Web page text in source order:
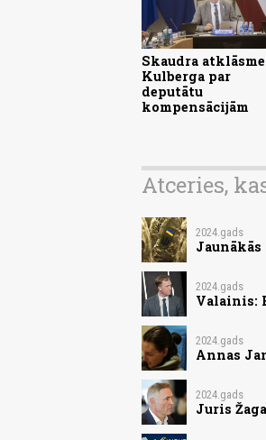
Skaudra
Kulberga par
deputātu
kompensācijām
Atceries,
2024.gads
2024.gads
Valainis:
2024.gads
Annas
2024.gads
Juris